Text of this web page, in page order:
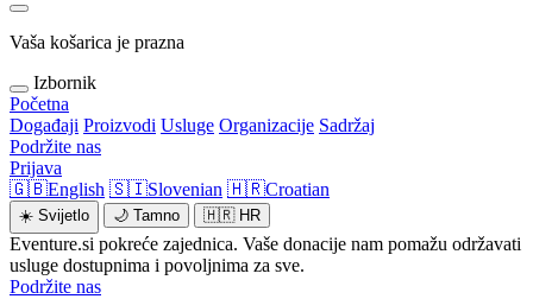
Vaša košarica je prazna
Izbornik
Početna
Događaji Proizvodi Usluge Organizacije Sadržaj
Podržite nas
Prijava
🇬🇧English 🇸🇮Slovenian 🇭🇷Croatian
☀️ Svijetlo 🌙 Tamno 🇭🇷 HR
Eventure.si pokreće zajednica. Vaše donacije nam pomažu održavati
usluge dostupnima i povoljnima za sve.
Podržite nas